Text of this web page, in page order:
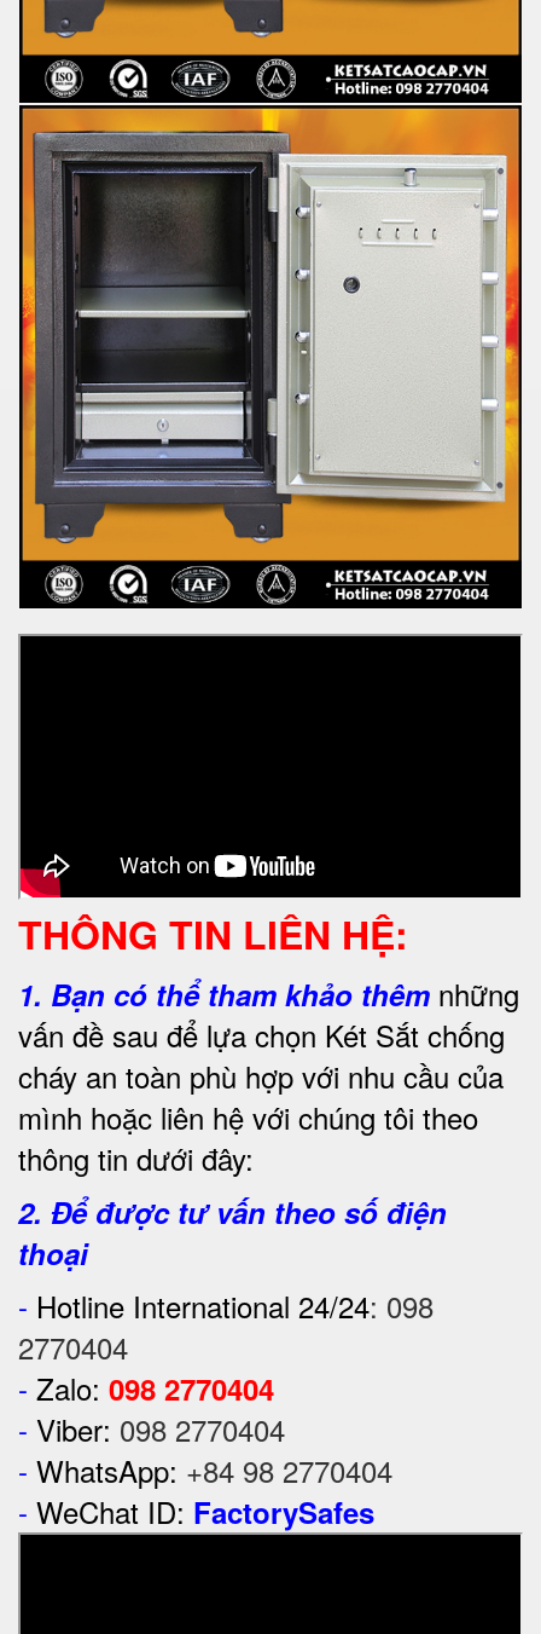
THÔNG TIN LIÊN HỆ:
1. Bạn có thể tham khảo thêm những
vấn đề sau để lựa chọn Két Sắt chống
cháy an toàn phù hợp với nhu cầu của
mình hoặc liên hệ với chúng tôi theo
thông tin dưới đây:
2. Để được tư vấn theo số điện
thoại
- Hotline International 24/24: 098
2770404
- Zalo: 098 2770404
- Viber: 098 2770404
- WhatsApp: +84 98 2770404
- WeChat ID: FactorySafes